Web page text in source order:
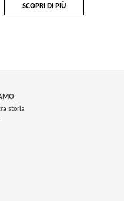
SCOPRI DI PIÙ
storia